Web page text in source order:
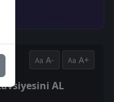
A- A+
AL